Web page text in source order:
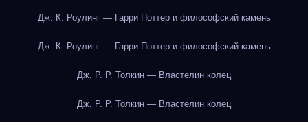
Дж. К. Роулинг — Гарри Поттер и философский камень
Дж. К. Роулинг — Гарри Поттер и философский камень
Дж. Р. Р. Толкин — Властелин колец
Дж. Р. Р. Толкин — Властелин колец